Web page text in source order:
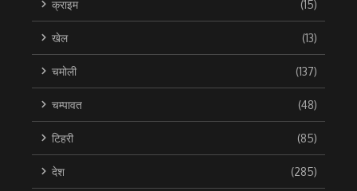
क्राइम (15)
खेल (13)
चमोली (137)
चम्पावत (48)
टिहरी (85)
देश (285)